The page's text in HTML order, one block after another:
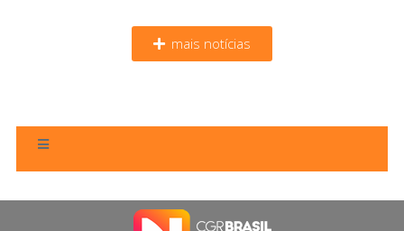
mais notícias